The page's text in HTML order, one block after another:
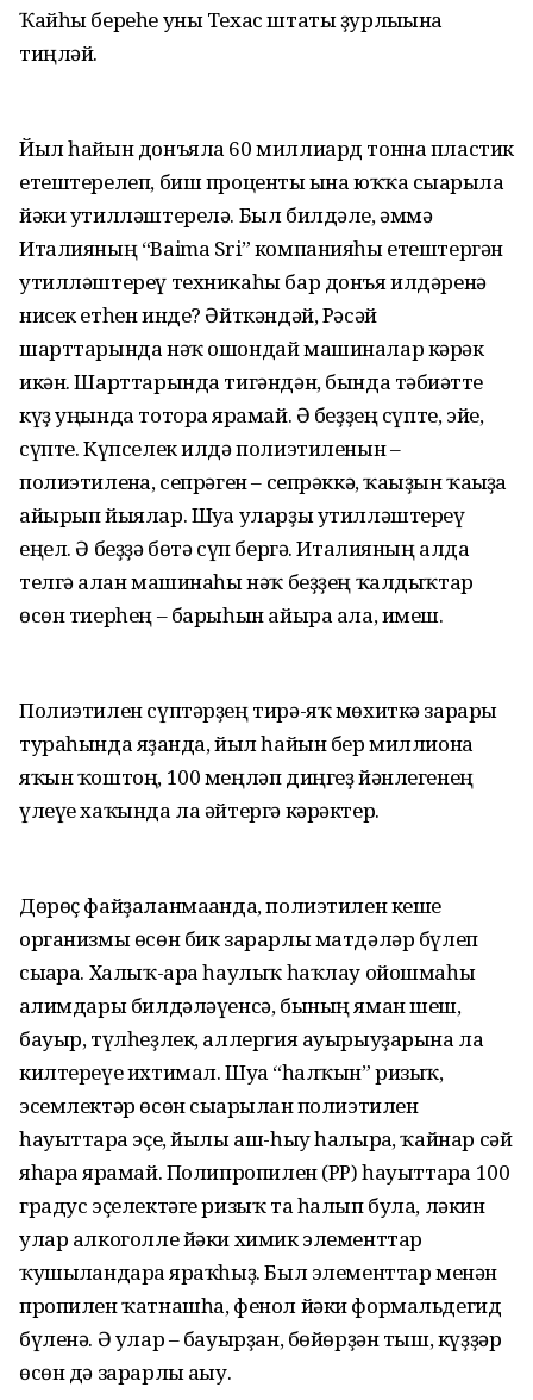
Ҡайһы береһе уны Техас штаты ҙурлығына
тиңләй.
Йыл һайын донъяла 60 миллиард тонна пластик
етештерелеп, биш проценты ғына юҡҡа сығарыла
йәки утилләштерелә. Был билдәле, әммә
Италияның “Baima Sri” компанияһы етештергән
утилләштереү техникаһы бар донъя илдәренә
нисек етһен инде? Әйткәндәй, Рәсәй
шарттарында нәҡ ошондай машиналар кәрәк
икән. Шарттарында тигәндән, бында тәбиғәтте
күҙ уңында тоторға ярамай. Ә беҙҙең сүпте, эйе,
сүпте. Күпселек илдә полиэтиленын –
полиэтиленға, сепрәген – сепрәккә, ҡағыҙын ҡағыҙға
айырып йыялар. Шуға уларҙы утилләштереү
еңел. Ә беҙҙә бөтә сүп бергә. Италияның алда
телгә алған машинаһы нәҡ беҙҙең ҡалдыҡтар
өсөн тиерһең – барыһын айыра ала, имеш.
Полиэтилен сүптәрҙең тирә-яҡ мөхиткә зарары
тураһында яҙғанда, йыл һайын бер миллионға
яҡын ҡоштоң, 100 меңләп диңгеҙ йәнлегенең
үлеүе хаҡында ла әйтергә кәрәктер.
Дөрөҫ файҙаланмағанда, полиэтилен кеше
организмы өсөн бик зарарлы матдәләр бүлеп
сығара. Халыҡ-ара һаулыҡ һаҡлау ойошмаһы
ғалимдары билдәләүенсә, бының яман шеш,
бауыр, түлһеҙлек, аллергия ауырыуҙарына ла
килтереүе ихтимал. Шуға “һалҡын” ризыҡ,
эсемлектәр өсөн сығарылған полиэтилен
һауыттарға эҫе, йылы аш-һыу һалырға, ҡайнар сәй
яһарға ярамай. Полипропилен (РР) һауыттарға 100
градус эҫелектәге ризыҡ та һалып була, ләкин
улар алкоголле йәки химик элементтар
ҡушылғандарға яраҡһыҙ. Был элементтар менән
пропилен ҡатнашһа, фенол йәки формальдегид
бүленә. Ә улар – бауырҙан, бөйөрҙән тыш, күҙҙәр
өсөн дә зарарлы ағыу.